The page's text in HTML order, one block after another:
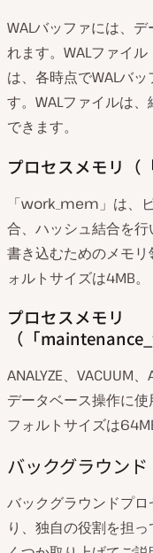
WALバッファには、
れます。WALファイ
は、各時点でWALバ
す。WALファイルは
できます。
プロセスメモリ（
「work_mem」は、
合、ハッシュ結合を
書き込むためのメモ
ォルトサイズは4MB。
プロセスメモリ
（「
ANALYZE、VACUUM、
データベース操作に
フォルトサイズは
バックグラウン
バックグラウンドプ
り、独自の役割を担